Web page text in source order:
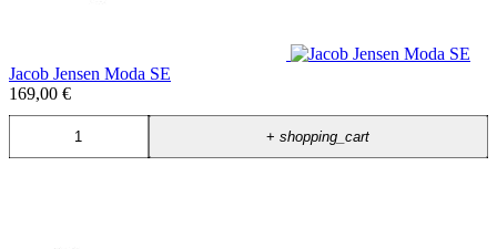
Jacob Jensen Moda SE
169,00 €
+shopping_cart